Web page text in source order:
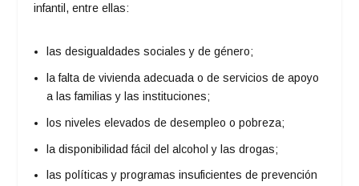
infantil, entre ellas:
las desigualdades sociales y de género;
la falta de vivienda adecuada o de servicios de apoyo
a las familias y las instituciones;
los niveles elevados de desempleo o pobreza;
la disponibilidad fácil del alcohol y las drogas;
las políticas y programas insuficientes de prevención